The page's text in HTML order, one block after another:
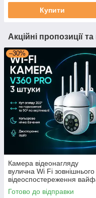
Купити
Акційні пропозиції
–30%
Камера відеонагляду
вулична Wi Fi зовнішнього
відеоспостереження
поворотна відеокамера IP
WIFI Camera V360Pro
Готово до відправки